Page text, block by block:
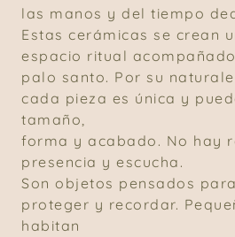
las manos y del tiempo
Estas cerámicas se crean
espacio ritual
palo santo. Por su
cada pieza es única y
tamaño,
forma y acabado. No hay
presencia y escucha.
Son objetos pensados
proteger y recordar.
habitan